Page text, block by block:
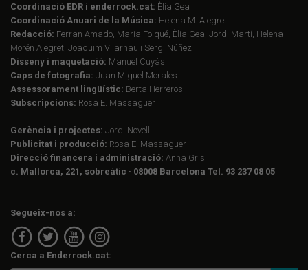
Coordinació EDR i enderrock.cat: Èlia Gea
Coordinació Anuari de la Música: Helena M. Alegret
Redacció: Ferran Amado, Maria Folqué, Èlia Gea, Jordi Martí, Helena
Morén Alegret, Joaquim Vilarnau i Sergi Núñez
Disseny i maquetació: Manuel Cuyàs
Caps de fotografia: Juan Miguel Morales
Assessorament lingüístic: Berta Herreros
Subscripcions: Rosa E. Massaguer
Gerència i projectes: Jordi Novell
Publicitat i producció: Rosa E. Massaguer
Direcció financera i administració: Anna Gris
c. Mallorca, 221, sobreàtic · 08008 Barcelona Tel. 93 237 08 05
Segueix-nos a:
Cerca a Enderrock.cat: